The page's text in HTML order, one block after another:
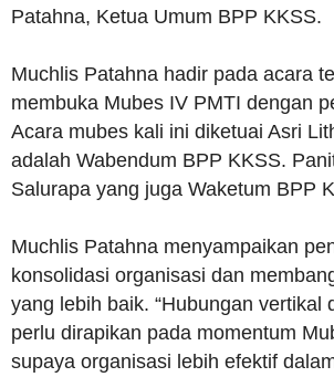
Patahna, Ketua Umum BPP KKSS.
Muchlis Patahna hadir pada acara
membuka Mubes IV PMTI dengan
Acara mubes kali ini diketuai Asri
adalah Wabendum BPP KKSS.
Salurapa yang juga Waketum BPP
Muchlis Patahna menyampaikan
konsolidasi organisasi dan
yang lebih baik. “Hubungan vertikal
perlu dirapikan pada momentum
supaya organisasi lebih efektif